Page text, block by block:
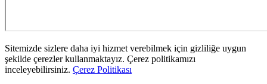
Sitemizde sizlere daha iyi hizmet verebilmek için gizliliğe uygun
şekilde çerezler kullanmaktayız. Çerez politikamızı
inceleyebilirsiniz. Çerez Politikası